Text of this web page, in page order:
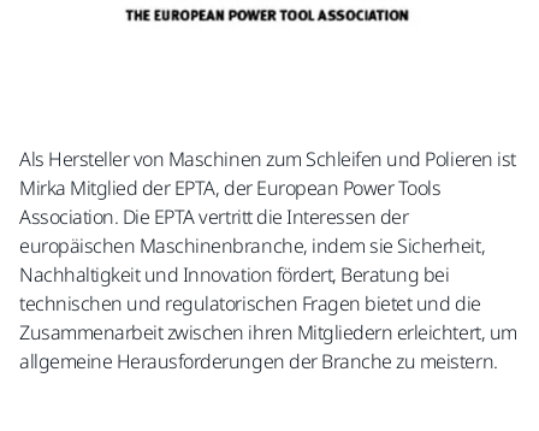
Als Hersteller von Maschinen zum Schleifen und Polieren ist
Mirka Mitglied der EPTA, der European Power Tools
Association. Die EPTA vertritt die Interessen der
europäischen Maschinenbranche, indem sie Sicherheit,
Nachhaltigkeit und Innovation fördert, Beratung bei
technischen und regulatorischen Fragen bietet und die
Zusammenarbeit zwischen ihren Mitgliedern erleichtert, um
allgemeine Herausforderungen der Branche zu meistern.